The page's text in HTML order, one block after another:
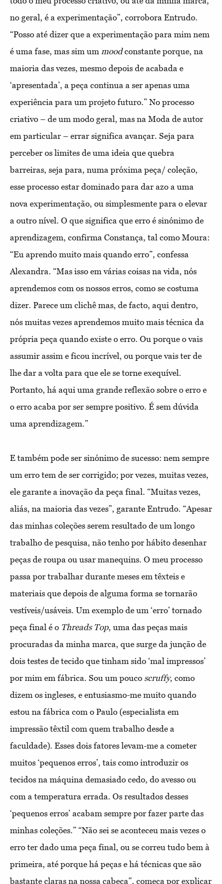
no geral, é a experimentação”, corrobora Entrudo.
“Posso até dizer que a experimentação para mim nem
é uma fase, mas sim um moodconstante porque, na
maioria das vezes, mesmo depois de acabada e
‘apresentada’, a peça continua a ser apenas uma
experiência para um projeto futuro.” No processo
criativo – de um modo geral, mas na Moda de autor
em particular – errar significa avançar. Seja para
perceber os limites de uma ideia que quebra
barreiras, seja para, numa próxima peça/ coleção,
esse processo estar dominado para dar azo a uma
nova experimentação, ou simplesmente para o elevar
a outro nível. O que significa que erro é sinónimo de
aprendizagem, confirma Constança, tal como Moura:
“Eu aprendo muito mais quando erro”, confessa
Alexandra. “Mas isso em várias coisas na vida, nós
aprendemos com os nossos erros, como se costuma
dizer. Parece um clichê mas, de facto, aqui dentro,
nós muitas vezes aprendemos muito mais técnica da
própria peça quando existe o erro. Ou porque o vais
assumir assim e ficou incrível, ou porque vais ter de
lhe dar a volta para que ele se torne exequível.
Portanto, há aqui uma grande reflexão sobre o erro e
o erro acaba por ser sempre positivo. É sem dúvida
uma aprendizagem.”
E também pode ser sinónimo de sucesso: nem sempre
um erro tem de ser corrigido; por vezes, muitas vezes,
ele garante a inovação da peça final. “Muitas vezes,
aliás, na maioria das vezes”, garante Entrudo. “Apesar
das minhas coleções serem resultado de um longo
trabalho de pesquisa, não tenho por hábito desenhar
peças de roupa ou usar manequins. O meu processo
passa por trabalhar durante meses em têxteis e
materiais que depois de alguma forma se tornarão
vestíveis/usáveis. Um exemplo de um ‘erro’ tornado
peça final é o Threads Top, uma das peças mais
procuradas da minha marca, que surge da junção de
dois testes de tecido que tinham sido ‘mal impressos’
por mim em fábrica. Sou um pouco scruffy, como
dizem os ingleses, e entusiasmo-me muito quando
estou na fábrica com o Paulo (especialista em
impressão têxtil com quem trabalho desde a
faculdade). Esses dois fatores levam-me a cometer
muitos ‘pequenos erros’, tais como introduzir os
tecidos na máquina demasiado cedo, do avesso ou
com a temperatura errada. Os resultados desses
‘pequenos erros’ acabam sempre por fazer parte das
minhas coleções.” “Não sei se aconteceu mais vezes o
erro ter dado uma peça final, ou se correu tudo bem à
primeira, até porque há peças e há técnicas que são
bastante claras na nossa cabeça”, começa por explicar